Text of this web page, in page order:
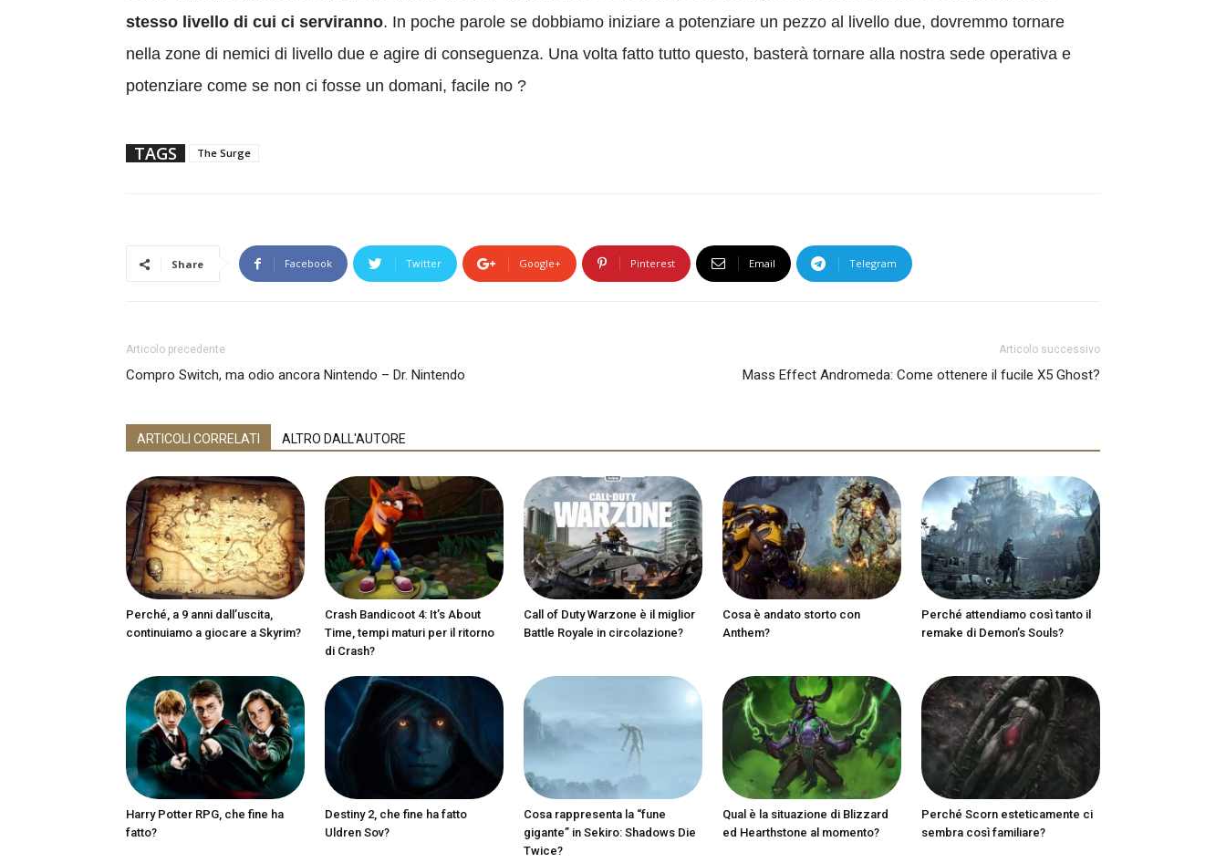
stesso livello di cui ci serviranno. In poche parole se dobbiamo iniziare a potenziare un pezzo al livello due, dovremmo tornare
nella zone di nemici di livello due e agire di conseguenza. Una volta fatto tutto questo, basterà tornare alla nostra sede operativa e
potenziare come se non ci fosse un domani, facile no ?
TAGS The Surge
Share Facebook Twitter Google+ Pinterest Email Telegram
Articolo precedente
Compro Switch, ma odio ancora Nintendo – Dr. Nintendo
Articolo successivo
Mass Effect Andromeda: Come ottenere il fucile X5 Ghost?
ARTICOLI CORRELATI ALTRO DALL'AUTORE
Perché, a 9 anni dall’uscita,
continuiamo a giocare a Skyrim?
Crash Bandicoot 4: It’s About
Time, tempi maturi per il ritorno
di Crash?
Call of Duty Warzone è il miglior
Battle Royale in circolazione?
Cosa è andato storto con
Anthem?
Perché attendiamo così tanto il
remake di Demon’s Souls?
Harry Potter RPG, che fine ha
fatto?
Destiny 2, che fine ha fatto
Uldren Sov?
Cosa rappresenta la “fune
gigante” in Sekiro: Shadows Die
Twice?
Qual è la situazione di Blizzard
ed Hearthstone al momento?
Perché Scorn esteticamente ci
sembra così familiare?